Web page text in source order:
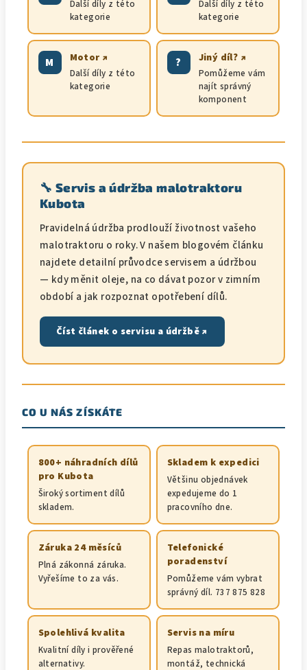
Další díly z této
kategorie
Další díly z této
kategorie
M Motor ↗
Další díly z této
kategorie
? Jiný díl? ↗
Pomůžeme vám
najít správný
komponent
🔧 Servis a údržba malotraktoru
Kubota
Pravidelná údržba prodlouží životnost vašeho
malotraktoru o roky. V našem blogovém článku
najdete detailní průvodce servisem a údržbou
— kdy měnit oleje, na co dávat pozor v zimním
období a jak rozpoznat opotřebení dílů.
Číst článek o servisu a údržbě ↗
CO U NÁS ZÍSKÁTE
800+ náhradních dílů
pro Kubota
Široký sortiment dílů
skladem.
Skladem k expedici
Většinu objednávek
expedujeme do 1
pracovního dne.
Záruka 24 měsíců
Plná zákonná záruka.
Vyřešíme to za vás.
Telefonické
poradenství
Pomůžeme vám vybrat
správný díl. 737 875 828
Spolehlivá kvalita
Kvalitní díly i prověřené
alternativy.
Servis na míru
Repas malotraktorů,
montáž, technická